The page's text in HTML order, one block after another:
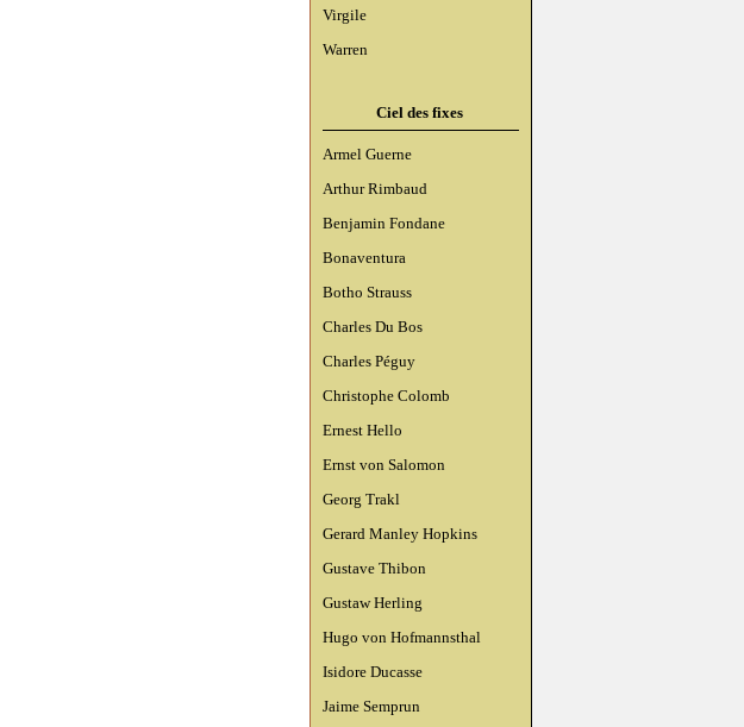
Virgile
Warren
Ciel des fixes
Armel Guerne
Arthur Rimbaud
Benjamin Fondane
Bonaventura
Botho Strauss
Charles Du Bos
Charles Péguy
Christophe Colomb
Ernest Hello
Ernst von Salomon
Georg Trakl
Gerard Manley Hopkins
Gustave Thibon
Gustaw Herling
Hugo von Hofmannsthal
Isidore Ducasse
Jaime Semprun